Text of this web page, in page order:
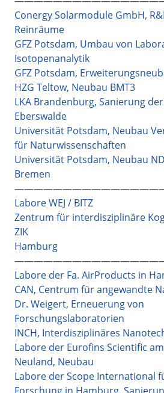
Conergy Solarmodule GmbH,
Reinräume
GFZ Potsdam, Umbau von
Isotopenanalytik
GFZ Potsdam,
HZG Teltow, Neubau BMT3
LKA Brandenburg, Sanierung
Eberswalde
Universität Potsdam, Neubau
für Naturwissenschaften
Universität Potsdam, Neubau
Bremen
Labore WEJ / BITZ
Zentrum für interdisziplinäre
ZIK
Hamburg
Labore der Fa. AirProducts in
CAN, Centrum für angewandte
Dr. Weigert, Erneuerung von
Forschungslaboratorien
INCH, Interdisziplinäres
Labore der Eurofins Scientific
Neuland, Neubau
Labore der Scope International